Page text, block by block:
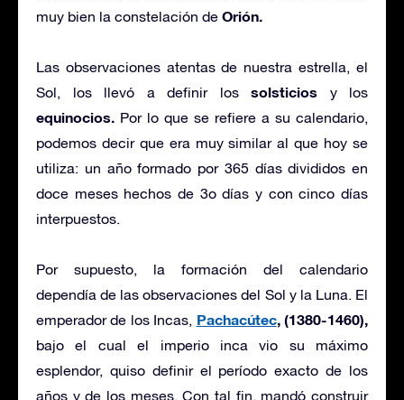
muy bien la constelación de Orión.
Las observaciones atentas de nuestra estrella, el
Sol, los llevó a definir los solsticios y los
equinocios. Por lo que se refiere a su calendario,
podemos decir que era muy similar al que hoy se
utiliza: un año formado por 365 días divididos en
doce meses hechos de 3o días y con cinco días
interpuestos.
Por supuesto, la formación del calendario
dependía de las observaciones del Sol y la Luna. El
emperador de los Incas, Pachacútec, (1380-1460),
bajo el cual el imperio inca vio su máximo
esplendor, quiso definir el período exacto de los
años y de los meses. Con tal fin, mandó construir